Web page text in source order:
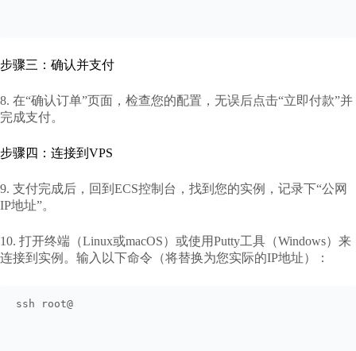
步骤三：确认并支付
8. 在“确认订单”页面，检查您的配置，无误后点击“立即付款”并
完成支付。
步骤四：连接到VPS
9. 支付完成后，回到ECS控制台，找到您的实例，记录下“公网
IP地址”。
10. 打开终端（Linux或macOS）或使用Putty工具（Windows）来
连接到实例。输入以下命令（将替换为您实际的IP地址）：
ssh root@